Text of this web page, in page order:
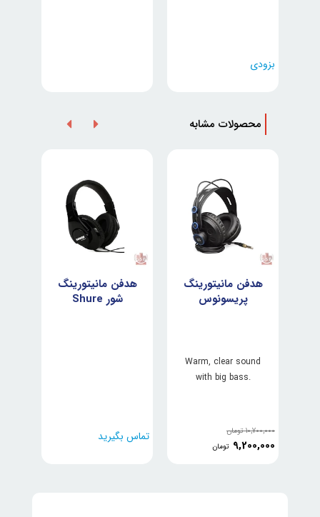
بزودی
محصولات مشابه
هدفن مانیتورینگ
پریسونوس
Warm, clear sound
with big bass.
listening for pleasure,
you can expect
10,700,000 تومان
9,200,000 تومان
هدفن مانیتورینگ
شور Shure
تماس بگیرید